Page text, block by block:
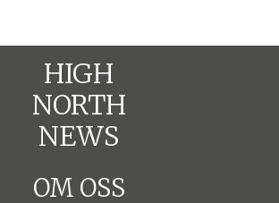
HIGH
NORTH
NEWS
OM OSS